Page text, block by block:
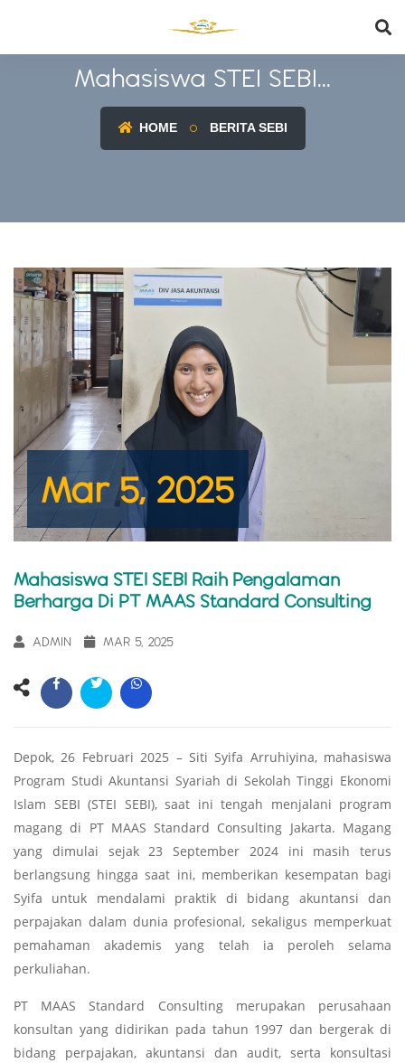
Mahasiswa STEI SEBI...
HOME BERITA SEBI
Mar 5, 2025
Mahasiswa STEI SEBI Raih Pengalaman
Berharga Di PT MAAS Standard Consulting
ADMIN MAR 5, 2025
Depok, 26 Februari 2025 – Siti Syifa Arruhiyina, mahasiswa
Program Studi Akuntansi Syariah di Sekolah Tinggi Ekonomi
Islam SEBI (STEI SEBI), saat ini tengah menjalani program
magang di PT MAAS Standard Consulting Jakarta. Magang
yang dimulai sejak 23 September 2024 ini masih terus
berlangsung hingga saat ini, memberikan kesempatan bagi
Syifa untuk mendalami praktik di bidang akuntansi dan
perpajakan dalam dunia profesional, sekaligus memperkuat
pemahaman akademis yang telah ia peroleh selama
perkuliahan.
PT MAAS Standard Consulting merupakan perusahaan
konsultan yang didirikan pada tahun 1997 dan bergerak di
bidang perpajakan, akuntansi dan audit, serta konsultasi